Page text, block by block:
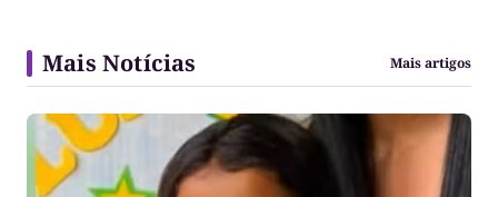
Mais Notícias Mais artigos